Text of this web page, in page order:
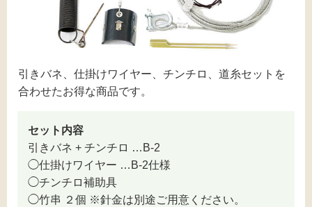
引きバネ、仕掛けワイヤー、チンチロ、道糸セットを
合わせたお得な商品です。
セット内容
引きバネ + チンチロ …B-2
◯仕掛けワイヤー …B-2仕様
◯チンチロ補助具
◯⽵串 ２個 ※針金は別途ご用意ください。